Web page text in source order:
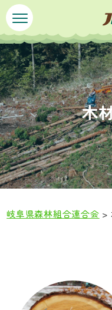
ペ
ー
ジ
の
先
頭
で
す
。
メ
ニ
ュ
ー
を
飛
ば
し
て
本
文
へ
木
岐阜県森林組合連合会 >